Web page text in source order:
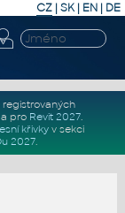
CZ | SK| EN | DE
registrovaných
pro Revit 2027.
křivkyv sekci
2027.